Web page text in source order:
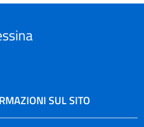
SUL SITO